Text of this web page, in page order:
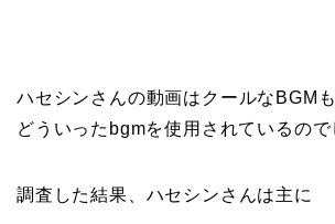
ハセシンさんの動画はクールなBGM
どういったbgmを使用されているので
調査した結果、ハセシンさんは主に